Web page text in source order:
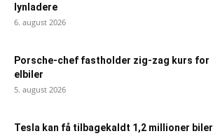
lynladere
6. august 2026
Porsche-chef fastholder zig-zag kurs for
elbiler
5. august 2026
Tesla kan få tilbagekaldt 1,2 millioner biler